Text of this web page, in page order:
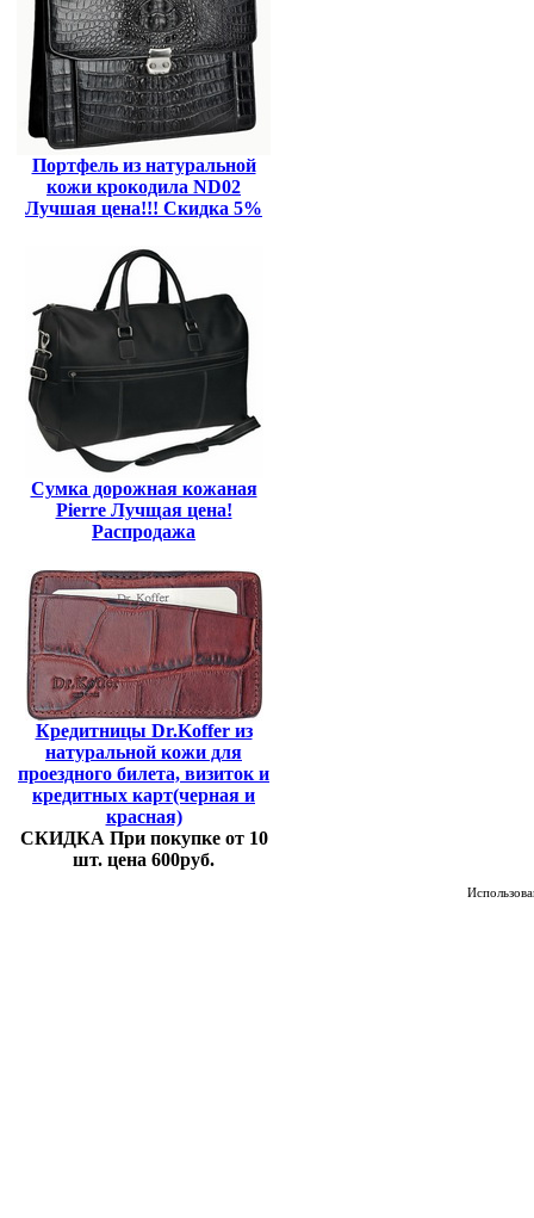
Портфель из натуральной
кожи крокодила ND02
Лучшая цена!!! Скидка 5%
Сумка дорожная кожаная
Pierre Лучщая цена!
Распродажа
Кредитницы Dr.Koffer из
натуральной кожи для
проездного билета, визиток и
кредитных карт(черная и
красная)
СКИДКА При покупке от 10
шт. цена 600руб.